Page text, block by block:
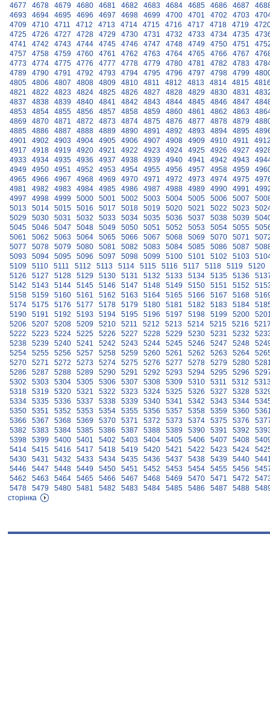
4677 4678 4679 4680 4681 4682 4683 4684 4685 4686 4687
4693
4694 4695 4696 4697 4698 4699 4700 4701 4702 4703
4709
4710 4711 4712 4713 4714 4715 4716 4717 4718 4719
4725
4726 4727 4728 4729 4730 4731 4732 4733 4734 4735
4741
4742 4743 4744 4745 4746 4747 4748 4749 4750 4751
4757
4758 4759 4760 4761 4762 4763 4764 4765 4766 4767
4773
4774 4775 4776 4777 4778 4779 4780 4781 4782 4783
4789
4790 4791 4792 4793 4794 4795 4796 4797 4798 4799
4805
4806 4807 4808 4809 4810 4811 4812 4813 4814 4815
4821
4822 4823 4824 4825 4826 4827 4828 4829 4830 4831
4837
4838 4839 4840 4841 4842 4843 4844 4845 4846 4847
4853
4854 4855 4856 4857 4858 4859 4860 4861 4862 4863
4869
4870 4871 4872 4873 4874 4875 4876 4877 4878 4879
4885
4886 4887 4888 4889 4890 4891 4892 4893 4894 4895
4901
4902 4903 4904 4905 4906 4907 4908 4909 4910 4911
4917
4918 4919 4920 4921 4922 4923 4924 4925 4926 4927
4933
4934 4935 4936 4937 4938 4939 4940 4941 4942 4943
4949
4950 4951 4952 4953 4954 4955 4956 4957 4958 4959
4965
4966 4967 4968 4969 4970 4971 4972 4973 4974 4975
4981
4982 4983 4984 4985 4986 4987 4988 4989 4990 4991
4997
4998 4999 5000 5001 5002 5003 5004 5005 5006 5007
5013
5014 5015 5016 5017 5018 5019 5020 5021 5022 5023
5029
5030 5031 5032 5033 5034 5035 5036 5037 5038 5039
5045
5046 5047 5048 5049 5050 5051 5052 5053 5054 5055
5061
5062 5063 5064 5065 5066 5067 5068 5069 5070 5071
5077
5078 5079 5080 5081 5082 5083 5084 5085 5086 5087
5093
5094 5095 5096 5097 5098 5099 5100 5101 5102 5103
5109
5110 5111 5112 5113 5114 5115 5116 5117 5118 5119
5120
5126
5127 5128 5129 5130 5131 5132 5133 5134 5135 5136
5142
5143 5144 5145 5146 5147 5148 5149 5150 5151 5152
5158
5159 5160 5161 5162 5163 5164 5165 5166 5167 5168
5174
5175 5176 5177 5178 5179 5180 5181 5182 5183 5184
5190
5191 5192 5193 5194 5195 5196 5197 5198 5199 5200
5206
5207 5208 5209 5210 5211 5212 5213 5214 5215 5216
5222
5223 5224 5225 5226 5227 5228 5229 5230 5231 5232
5238
5239 5240 5241 5242 5243 5244 5245 5246 5247 5248
5254
5255 5256 5257 5258 5259 5260 5261 5262 5263 5264
5270
5271 5272 5273 5274 5275 5276 5277 5278 5279 5280
5286
5287 5288 5289 5290 5291 5292 5293 5294 5295 5296
5302
5303 5304 5305 5306 5307 5308 5309 5310 5311 5312
5318
5319 5320 5321 5322 5323 5324 5325 5326 5327 5328
5334
5335 5336 5337 5338 5339 5340 5341 5342 5343 5344
5350
5351 5352 5353 5354 5355 5356 5357 5358 5359 5360
5366
5367 5368 5369 5370 5371 5372 5373 5374 5375 5376
5382
5383 5384 5385 5386 5387 5388 5389 5390 5391 5392
5398
5399 5400 5401 5402 5403 5404 5405 5406 5407 5408
5414
5415 5416 5417 5418 5419 5420 5421 5422 5423 5424
5430
5431 5432 5433 5434 5435 5436 5437 5438 5439 5440
5446
5447 5448 5449 5450 5451 5452 5453 5454 5455 5456
5462
5463 5464 5465 5466 5467 5468 5469 5470 5471 5472
5478
5479 5480 5481 5482 5483 5484 5485 5486 5487 5488
сторінка